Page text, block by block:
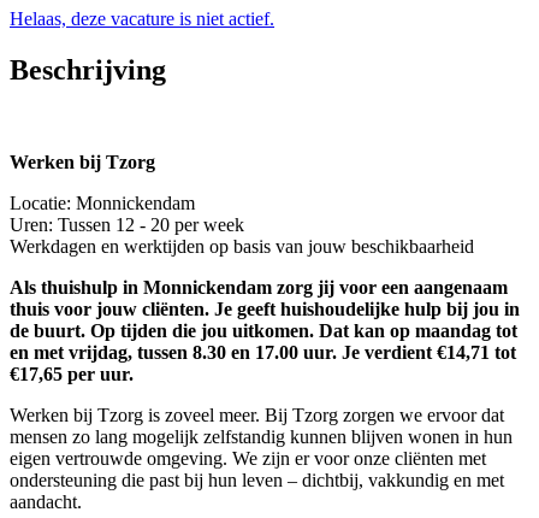
Helaas, deze vacature is niet actief.
Beschrijving
Werken bij Tzorg
Locatie: Monnickendam
Uren: Tussen 12 - 20 per week
Werkdagen en werktijden op basis van jouw beschikbaarheid
Als thuishulp in Monnickendam zorg jij voor een aangenaam
thuis voor jouw cliënten. Je geeft huishoudelijke hulp bij jou in
de buurt. Op tijden die jou uitkomen. Dat kan op maandag tot
en met vrijdag, tussen 8.30 en 17.00 uur. Je verdient €14,71 tot
€17,65 per uur.
Werken bij Tzorg is zoveel meer. Bij Tzorg zorgen we ervoor dat
mensen zo lang mogelijk zelfstandig kunnen blijven wonen in hun
eigen vertrouwde omgeving. We zijn er voor onze cliënten met
ondersteuning die past bij hun leven – dichtbij, vakkundig en met
aandacht.